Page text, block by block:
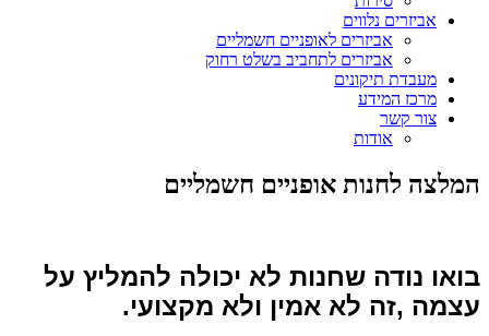
אביזרים נלווים
אביזרים לאופניים חשמליים
אביזרים לתחביב בשלט רחוק
מעבדת תיקונים
מרכז המידע
צור קשר
אודות
המלצה לחנות אופניים חשמליים
בואו נודה שחנות לא יכולה להמליץ על
עצמה ,זה לא אמין ולא מקצועי.